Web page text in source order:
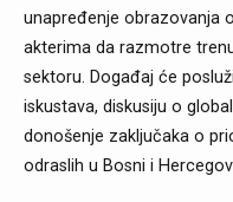
unapređenje obrazovanja
akterima da razmotre
sektoru. Događaj će
iskustava, diskusiju o
donošenje zaključaka o
odraslih u Bosni i